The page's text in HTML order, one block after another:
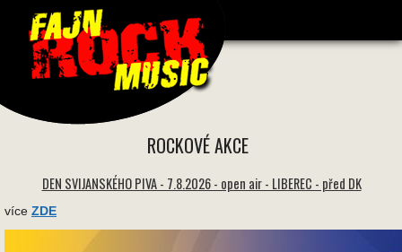
ROCKOVÉ AKCE
DEN SVIJANSKÉHO PIVA - 7.8.2026 - open air - LIBEREC - před DK
více ZDE